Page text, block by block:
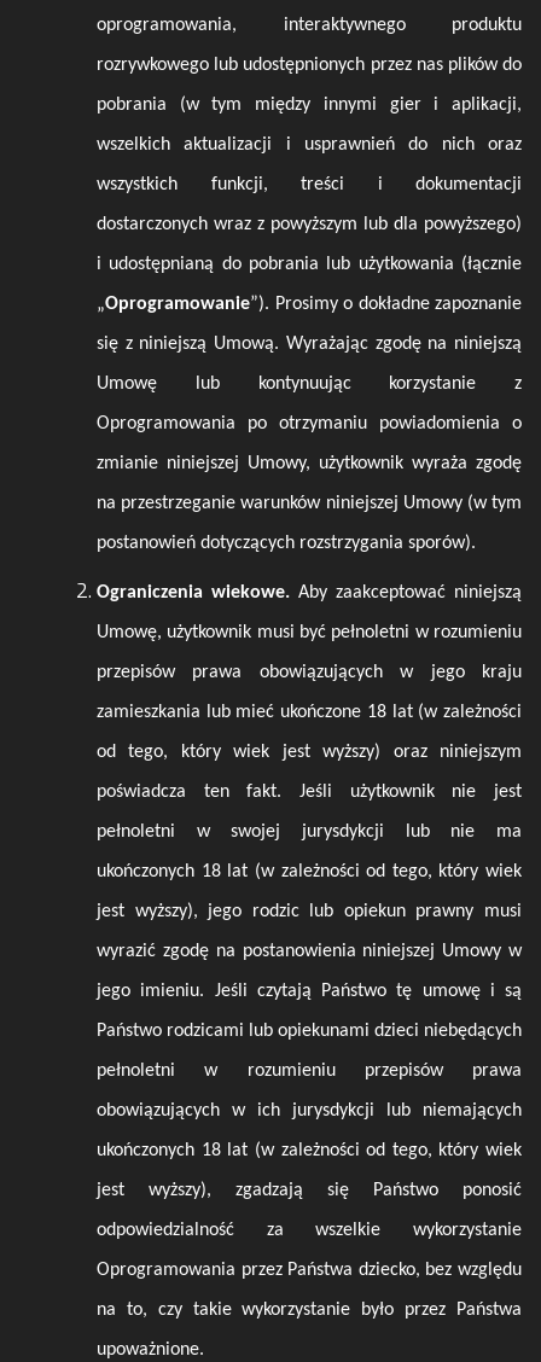
oprogramowania, interaktywnego produktu
rozrywkowego lub udostępnionych przez nas plików do
pobrania (w tym między innymi gier i aplikacji,
wszelkich aktualizacji i usprawnień do nich oraz
wszystkich funkcji, treści i dokumentacji
dostarczonych wraz z powyższym lub dla powyższego)
i udostępnianą do pobrania lub użytkowania (łącznie
„Oprogramowanie”). Prosimy o dokładne zapoznanie
się z niniejszą Umową. Wyrażając zgodę na niniejszą
Umowę lub kontynuując korzystanie z
Oprogramowania po otrzymaniu powiadomienia o
zmianie niniejszej Umowy, użytkownik wyraża zgodę
na przestrzeganie warunków niniejszej Umowy (w tym
postanowień dotyczących rozstrzygania sporów).
Ograniczenia wiekowe. Aby zaakceptować niniejszą
Umowę, użytkownik musi być pełnoletni w rozumieniu
przepisów prawa obowiązujących w jego kraju
zamieszkania lub mieć ukończone 18 lat (w zależności
od tego, który wiek jest wyższy) oraz niniejszym
poświadcza ten fakt. Jeśli użytkownik nie jest
pełnoletni w swojej jurysdykcji lub nie ma
ukończonych 18 lat (w zależności od tego, który wiek
jest wyższy), jego rodzic lub opiekun prawny musi
wyrazić zgodę na postanowienia niniejszej Umowy w
jego imieniu. Jeśli czytają Państwo tę umowę i są
Państwo rodzicami lub opiekunami dzieci niebędących
pełnoletni w rozumieniu przepisów prawa
obowiązujących w ich jurysdykcji lub niemających
ukończonych 18 lat (w zależności od tego, który wiek
jest wyższy), zgadzają się Państwo ponosić
odpowiedzialność za wszelkie wykorzystanie
Oprogramowania przez Państwa dziecko, bez względu
na to, czy takie wykorzystanie było przez Państwa
upoważnione.